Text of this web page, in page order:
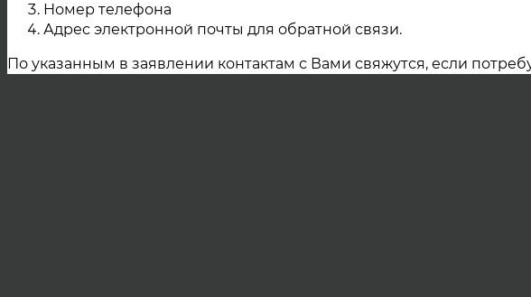
Номер телефона
Адрес электронной почты для обратной связи.
По указанным в заявлении контактам с Вами свяжутся, если